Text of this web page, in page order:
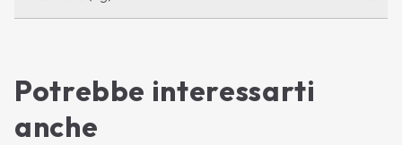
Potrebbe interessarti
anche